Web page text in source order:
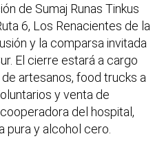
de Sumaj Runas Tinkus
6, Los Renacientes de la
y la comparsa invitada
El cierre estará a cargo
artesanos, food trucks a
y venta de
del hospital,
pura y alcohol cero.